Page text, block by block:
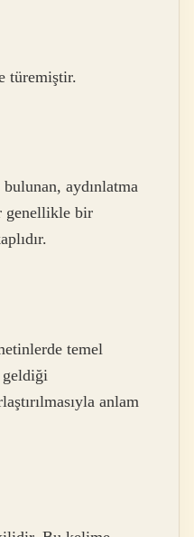
türemiştir.
aydınlatma
genellikle bir
temel
geldiği
anlam